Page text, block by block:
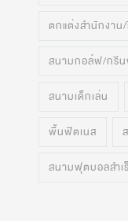
ตกแต่งสำนักงาน/
สนามกอล์ฟ/กรี
สนามเด็กเล่น
พื้นฟิตเนส
สนามฟุตบอลสำเ